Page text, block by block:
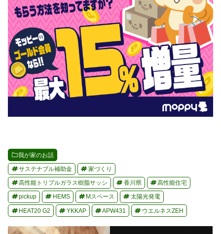
我が家のお話
サステナブル補助金 家づくり
高性能トリプルガラス樹脂サッシ 香川県 高性能住宅
pickup HEMS Mスペース 太陽光発電
HEAT20 G2 YKKAP APW431 ウエルネスZEH